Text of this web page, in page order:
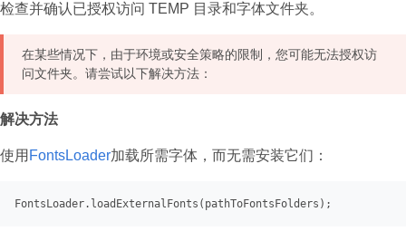
检查并确认已授权访问 TEMP 目录和字体文件夹。
在某些情况下，由于环境或安全策略的限制，您可能无法授权访
问文件夹。请尝试以下解决方法：
解决方法
使用 FontsLoader加载所需字体，而无需安装它们：
FontsLoader.loadExternalFonts